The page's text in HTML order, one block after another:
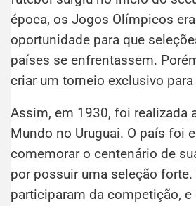
época, os Jogos Olímpicos
oportunidade para que
países se enfrentassem.
criar um torneio exclusivo
Assim, em 1930, foi realizada
Mundo no Uruguai. O país foi
comemorar o centenário de
por possuir uma seleção forte.
participaram da competição, e